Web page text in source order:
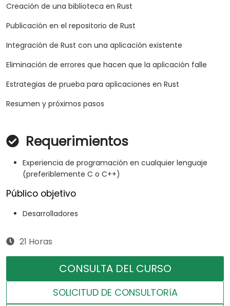
Creación de una biblioteca en Rust
Publicación en el repositorio de Rust
Integración de Rust con una aplicación existente
Eliminación de errores que hacen que la aplicación falle
Estrategias de prueba para aplicaciones en Rust
Resumen y próximos pasos
Requerimientos
Experiencia de programación en cualquier lenguaje
(preferiblemente C o C++)
Público objetivo
Desarrolladores
21 Horas
CONSULTA DEL CURSO
SOLICITUD DE CONSULTORíA